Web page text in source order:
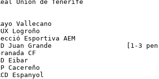
Unión de Tenerife
Vallecano
Logroño
Esportiva AEM
Juan Grande                   [1-3 pen]
CF
Eibar
Espanyol